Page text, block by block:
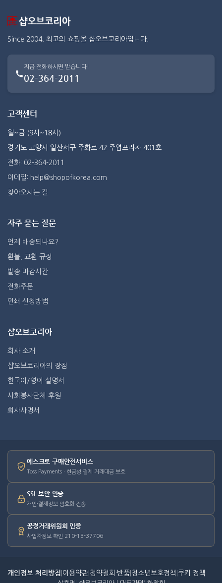
Since 2004. 최고의 쇼핑몰 샵오브코리아입니다.
지금 전화하시면 받습니다!
02-364-2011
고객센터
월~금 (9시~18시)
경기도 고양시 일산서구 주화로 42 주엽프라자 401호
전화: 02-364-2011
이메일: help@shopofkorea.com
찾아오시는 길
자주 묻는 질문
언제 배송되나요?
환불, 교환 규정
발송 마감시간
전화주문
인쇄 신청방법
샵오브코리아
회사 소개
샵오브코리아의 장점
한국어/영어 설명서
사회봉사단체 후원
회사사명서
에스크로 구매안전서비스
Toss Payments · 현금성 결제 거래대금 보호
SSL 보안 인증
개인·결제정보 암호화 전송
공정거래위원회 인증
사업자정보 확인 210-13-37706
개인정보 처리방침 이용약관 청약철회·반품 청소년보호정책 쿠키 정책